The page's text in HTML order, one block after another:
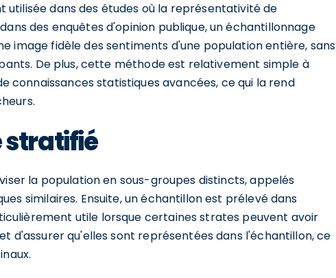
dans des études où la représentativité de
des enquêtes d'opinion publique, un échantillonnage
image fidèle des sentiments d'une population entière, sans
De plus, cette méthode est relativement simple à
statistiques avancées, ce qui la rend
stratifié
la population en sous-groupes distincts, appelés
similaires. Ensuite, un échantillon est prélevé dans
utile lorsque certaines strates peuvent avoir
d'assurer qu'elles sont représentées dans l'échantillon, ce